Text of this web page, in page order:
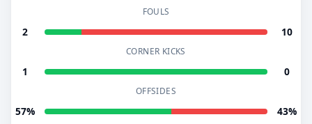
FOULS
2 10
CORNER KICKS
1 0
OFFSIDES
57% 43%